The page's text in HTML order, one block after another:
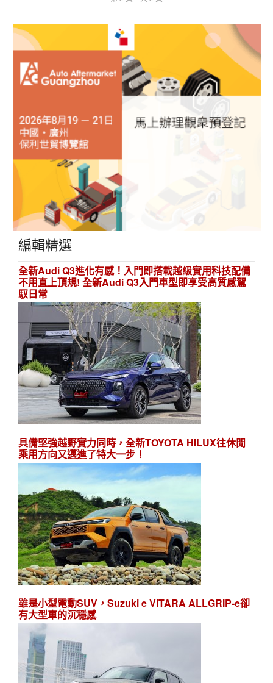
編輯精選
全新Audi Q3進化有感！入門即搭載越級實用科技配備
不用直上頂規! 全新Audi Q3入門車型即享受高質感駕
馭日常
具備堅強越野實力同時，全新TOYOTA HILUX往休閒
乘用方向又邁進了特大一步！
雖是小型電動SUV，Suzuki e VITARA ALLGRIP-e卻
有大型車的沉穩感